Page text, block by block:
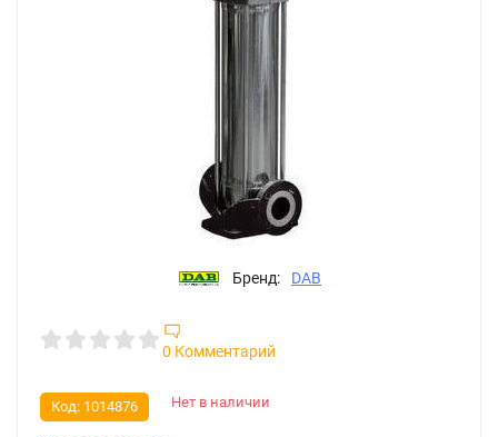
Бренд: DAB
0 Комментарий
Нет в наличии
Код: 1014876